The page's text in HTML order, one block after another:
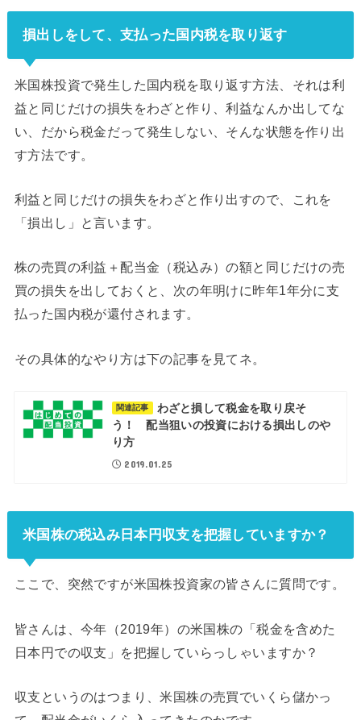
損出しをして、支払った国内税を取り返す
米国株投資で発生した国内税を取り返す方法、それは利
益と同じだけの損失をわざと作り、利益なんか出してな
い、だから税金だって発生しない、そんな状態を作り出
す方法です。
利益と同じだけの損失をわざと作り出すので、これを
「損出し」と言います。
株の売買の利益＋配当金（税込み）の額と同じだけの売
買の損失を出しておくと、次の年明けに昨年1年分に支
払った国内税が還付されます。
その具体的なやり方は下の記事を見てネ。
関連記事
わざと損して税金を取り戻そ
う！ 配当狙いの投資における損出しのや
り方
2019.01.25
米国株の税込み日本円収支を把握していますか？
ここで、突然ですが米国株投資家の皆さんに質問です。
皆さんは、今年（2019年）の米国株の「税金を含めた
日本円での収支」を把握していらっしゃいますか？
収支というのはつまり、米国株の売買でいくら儲かっ